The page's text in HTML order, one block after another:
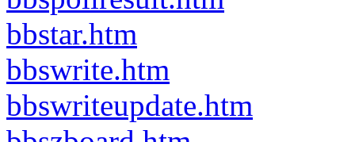
bbstar.htm
bbswrite.htm
bbswriteupdate.htm